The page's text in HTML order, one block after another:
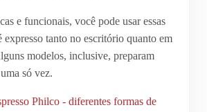
e funcionais, você pode usar essas
expresso tanto no escritório quanto em
modelos, inclusive, preparam
só vez.